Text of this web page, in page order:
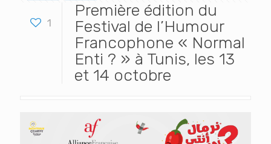
1
Première édition du
Festival de l’Humour
Francophone « Normal
Enti ? » à Tunis, les 13
et 14 octobre